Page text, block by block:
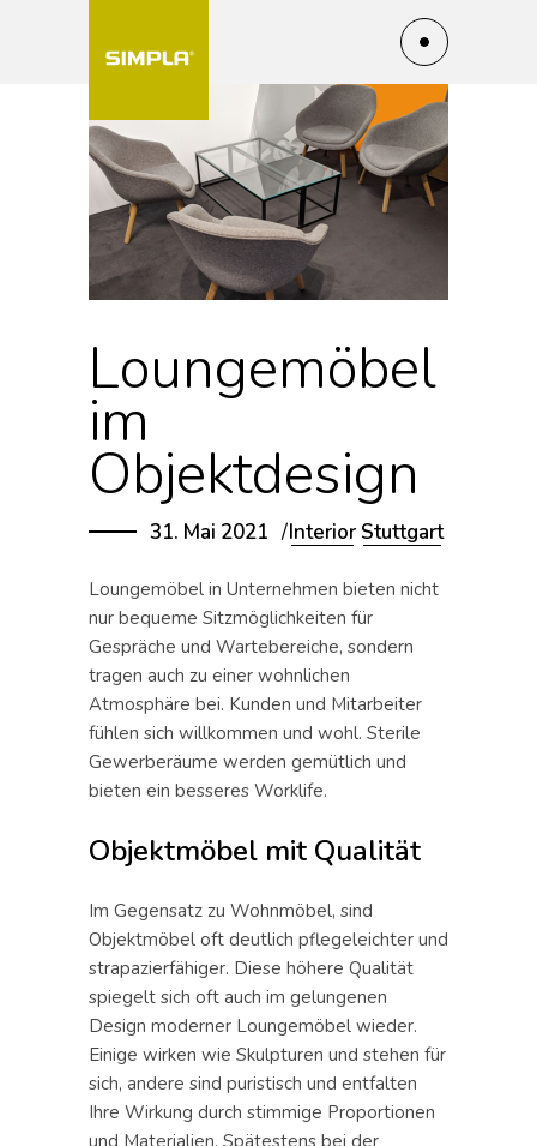
Loungemöbel
im
Objektdesign
31. Mai 2021 Interior Stuttgart
Loungemöbel in Unternehmen bieten nicht
nur bequeme Sitzmöglichkeiten für
Gespräche und Wartebereiche, sondern
tragen auch zu einer wohnlichen
Atmosphäre bei. Kunden und Mitarbeiter
fühlen sich willkommen und wohl. Sterile
Gewerberäume werden gemütlich und
bieten ein besseres Worklife.
Objektmöbel mit Qualität
Im Gegensatz zu Wohnmöbel, sind
Objektmöbel oft deutlich pflegeleichter und
strapazierfähiger. Diese höhere Qualität
spiegelt sich oft auch im gelungenen
Design moderner Loungemöbel wieder.
Einige wirken wie Skulpturen und stehen für
sich, andere sind puristisch und entfalten
Ihre Wirkung durch stimmige Proportionen
und Materialien. Spätestens bei der